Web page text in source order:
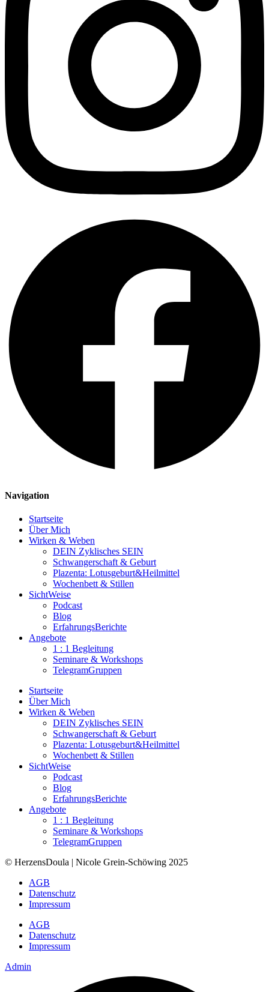
Navigation
Startseite
Über Mich
Wirken & Weben
DEIN Zyklisches SEIN
Schwangerschaft & Geburt
Plazenta: Lotusgeburt&Heilmittel
Wochenbett & Stillen
SichtWeise
Podcast
Blog
ErfahrungsBerichte
Angebote
1 : 1 Begleitung
Seminare & Workshops
TelegramGruppen
Startseite
Über Mich
Wirken & Weben
DEIN Zyklisches SEIN
Schwangerschaft & Geburt
Plazenta: Lotusgeburt&Heilmittel
Wochenbett & Stillen
SichtWeise
Podcast
Blog
ErfahrungsBerichte
Angebote
1 : 1 Begleitung
Seminare & Workshops
TelegramGruppen
© HerzensDoula | Nicole Grein-Schöwing 2025
AGB
Datenschutz
Impressum
AGB
Datenschutz
Impressum
Admin